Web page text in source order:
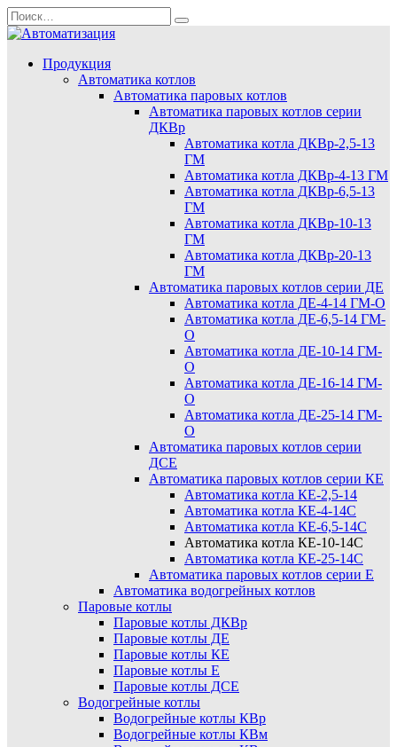
Перейти
к
Search
for:
Продукция
Автоматика котлов
Автоматика паровых котлов
Автоматика паровых котлов серии
ДКВр
Автоматика котла ДКВр-2,5-13
ГМ
Автоматика котла ДКВр-4-13 ГМ
Автоматика котла ДКВр-6,5-13
ГМ
Автоматика котла ДКВр-10-13
ГМ
Автоматика котла ДКВр-20-13
ГМ
Автоматика паровых котлов серии ДЕ
Автоматика котла ДЕ-4-14 ГМ-О
Автоматика котла ДЕ-6,5-14 ГМ-
О
Автоматика котла ДЕ-10-14 ГМ-
О
Автоматика котла ДЕ-16-14 ГМ-
О
Автоматика котла ДЕ-25-14 ГМ-
О
Автоматика паровых котлов серии
ДСЕ
Автоматика паровых котлов серии КЕ
Автоматика котла КЕ-2,5-14
Автоматика котла КЕ-4-14С
Автоматика котла КЕ-6,5-14С
Автоматика котла КЕ-10-14С
Автоматика котла КЕ-25-14С
Автоматика паровых котлов серии Е
Автоматика водогрейных котлов
Паровые котлы
Паровые котлы ДКВр
Паровые котлы ДЕ
Паровые котлы КЕ
Паровые котлы Е
Паровые котлы ДСЕ
Водогрейные котлы
Водогрейные котлы КВр
Водогрейные котлы КВм